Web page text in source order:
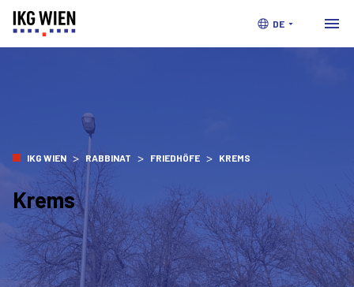
DE
IKG WIEN > RABBINAT > FRIEDHÖFE > KREMS
Krems